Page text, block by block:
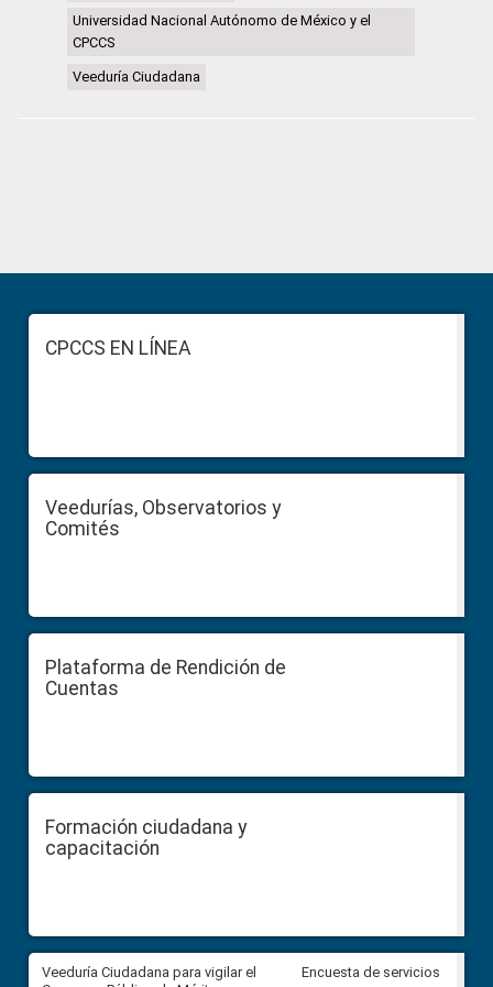
Universidad Nacional Autónomo de México y el
CPCCS
Veeduría Ciudadana
Sidebar
FooterCPCCS EN LÍNEA
Veedurías, Observatorios y
Comités
Plataforma de Rendición de
Cuentas
Formación ciudadana y
capacitación
Veeduría Ciudadana para vigilar el
Veeduría Ciudadana para
Encuesta de servicios